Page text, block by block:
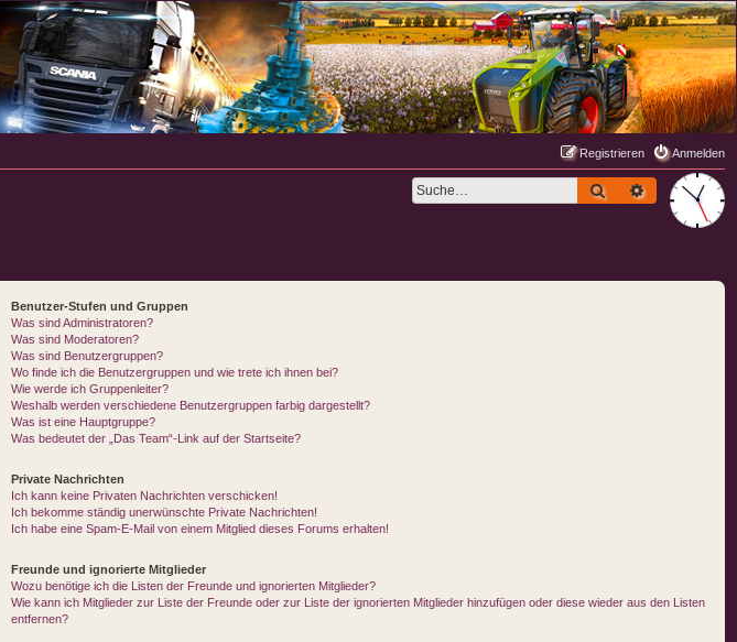
Anmelden
Registrieren
SucheErweiterte
Benutzer-Stufen und Gruppen
Was sind Administratoren?
Was sind Moderatoren?
Was sind Benutzergruppen?
Wo finde ich die Benutzergruppen und wie trete ich ihnen bei?
Wie werde ich Gruppenleiter?
Weshalb werden verschiedene Benutzergruppen farbig dargestellt?
Was ist eine Hauptgruppe?
Was bedeutet der „Das Team“-Link auf der Startseite?
Private Nachrichten
Ich kann keine Privaten Nachrichten verschicken!
Ich bekomme ständig unerwünschte Private Nachrichten!
Ich habe eine Spam-E-Mail von einem Mitglied dieses Forums erhalten!
Freunde und ignorierte Mitglieder
Wozu benötige ich die Listen der Freunde und ignorierten Mitglieder?
Wie kann ich Mitglieder zur Liste der Freunde oder zur Liste der ignorierten Mitglieder hinzufügen oder diese wieder aus den Listen
entfernen?